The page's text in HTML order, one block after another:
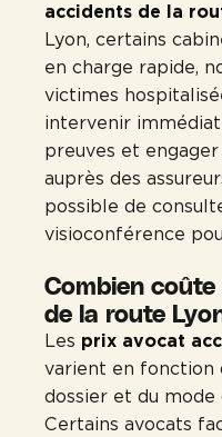
accidents de la
Lyon, certains
en charge rapide,
victimes
intervenir
preuves et
auprès des
possible de
visioconférence
Combien
de la route
Les prix avocat
varient en fonction
dossier et du mode
Certains avocats